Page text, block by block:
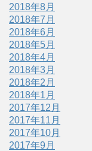
2018年8月
2018年7月
2018年6月
2018年5月
2018年4月
2018年3月
2018年2月
2018年1月
2017年12月
2017年11月
2017年10月
2017年9月